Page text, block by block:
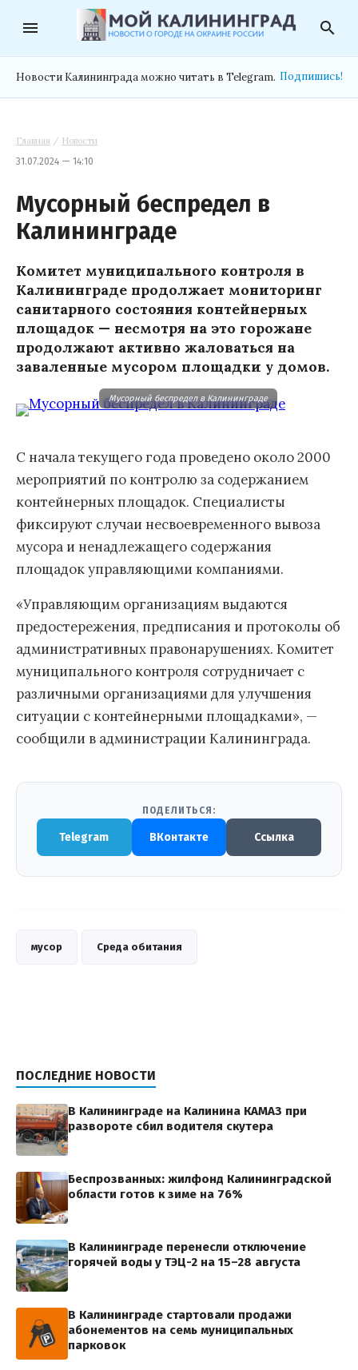
menu search
Новости Калининграда можно читать в Telegram. Подпишись!
Главная / Новости
31.07.2024 — 14:10
Мусорный беспредел в
Калининграде
Комитет муниципального контроля в
Калининграде продолжает мониторинг
санитарного состояния контейнерных
площадок — несмотря на это горожане
продолжают активно жаловаться на
заваленные мусором площадки у домов.
Мусорный беспредел в Калининграде
С начала текущего года проведено около 2000
мероприятий по контролю за содержанием
контейнерных площадок. Специалисты
фиксируют случаи несвоевременного вывоза
мусора и ненадлежащего содержания
площадок управляющими компаниями.
«Управляющим организациям выдаются
предостережения, предписания и протоколы об
административных правонарушениях. Комитет
муниципального контроля сотрудничает с
различными организациями для улучшения
ситуации с контейнерными площадками», —
сообщили в администрации Калининграда.
ПОДЕЛИТЬСЯ:
Telegram ВКонтакте Ссылка
мусор Среда обитания
ПОСЛЕДНИЕ НОВОСТИ
В Калининграде на Калинина КАМАЗ при
развороте сбил водителя скутера
Беспрозванных: жилфонд Калининградской
области готов к зиме на 76%
В Калининграде перенесли отключение
горячей воды у ТЭЦ-2 на 15–28 августа
В Калининграде стартовали продажи
абонементов на семь муниципальных
парковок